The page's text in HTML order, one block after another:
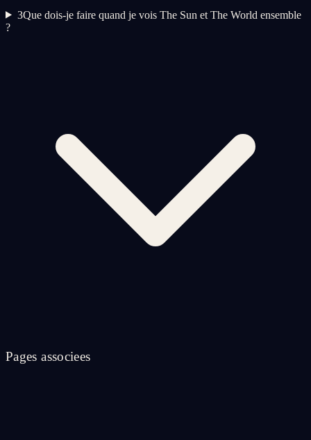
3Que dois-je faire quand je vois The Sun et The World ensemble
?
Pages associees